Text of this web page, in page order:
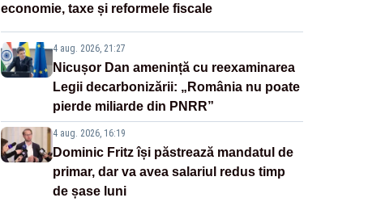
economie, taxe și reformele fiscale
4 aug. 2026, 21:27
Nicușor Dan amenință cu reexaminarea
Legii decarbonizării: „România nu poate
pierde miliarde din PNRR”
4 aug. 2026, 16:19
Dominic Fritz își păstrează mandatul de
primar, dar va avea salariul redus timp
de șase luni